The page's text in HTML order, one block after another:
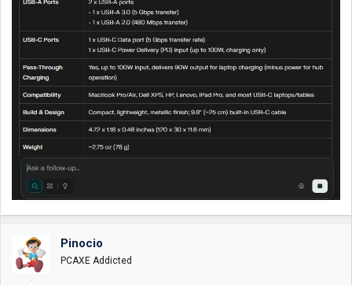
Pinocio
PCAXE Addicted